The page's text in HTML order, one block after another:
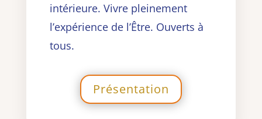
intérieure. Vivre pleinement
l’expérience de l’Être. Ouverts à
tous.
Présentation